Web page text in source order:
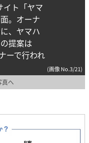
イト「ヤマ
。オーナ
、ヤマハ
提案は
ーで行われ
(画像 No.3/21)
真へ